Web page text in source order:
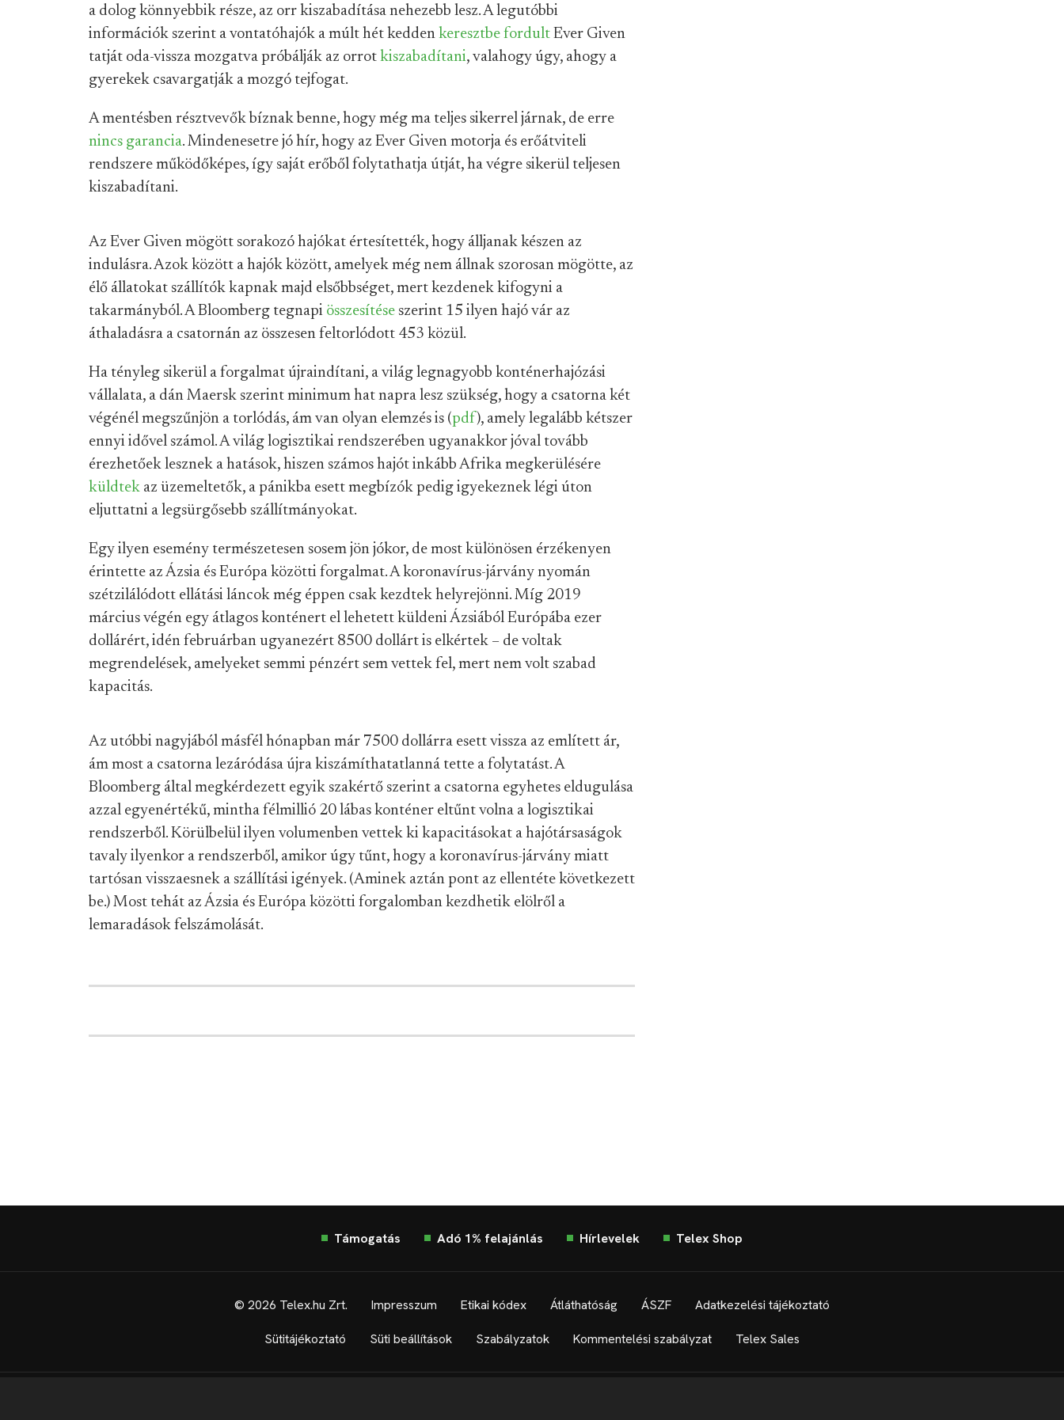
a dolog könnyebbik része, az orr kiszabadítása nehezebb lesz. A legutóbbi
információk szerint a vontatóhajók a múlt hét kedden keresztbe fordult Ever Given
tatját oda-vissza mozgatva próbálják az orrot kiszabadítani, valahogy úgy, ahogy a
gyerekek csavargatják a mozgó tejfogat.
A mentésben résztvevők bíznak benne, hogy még ma teljes sikerrel járnak, de erre
nincs garancia. Mindenesetre jó hír, hogy az Ever Given motorja és erőátviteli
rendszere működőképes, így saját erőből folytathatja útját, ha végre sikerül teljesen
kiszabadítani.
Az Ever Given mögött sorakozó hajókat értesítették, hogy álljanak készen az
indulásra. Azok között a hajók között, amelyek még nem állnak szorosan mögötte, az
élő állatokat szállítók kapnak majd elsőbbséget, mert kezdenek kifogyni a
takarmányból. A Bloomberg tegnapi összesítése szerint 15 ilyen hajó vár az
áthaladásra a csatornán az összesen feltorlódott 453 közül.
Ha tényleg sikerül a forgalmat újraindítani, a világ legnagyobb konténerhajózási
vállalata, a dán Maersk szerint minimum hat napra lesz szükség, hogy a csatorna két
végénél megszűnjön a torlódás, ám van olyan elemzés is (pdf), amely legalább kétszer
ennyi idővel számol. A világ logisztikai rendszerében ugyanakkor jóval tovább
érezhetőek lesznek a hatások, hiszen számos hajót inkább Afrika megkerülésére
küldtek az üzemeltetők, a pánikba esett megbízók pedig igyekeznek légi úton
eljuttatni a legsürgősebb szállítmányokat.
Egy ilyen esemény természetesen sosem jön jókor, de most különösen érzékenyen
érintette az Ázsia és Európa közötti forgalmat. A koronavírus-járvány nyomán
szétzilálódott ellátási láncok még éppen csak kezdtek helyrejönni. Míg 2019
március végén egy átlagos konténert el lehetett küldeni Ázsiából Európába ezer
dollárért, idén februárban ugyanezért 8500 dollárt is elkértek – de voltak
megrendelések, amelyeket semmi pénzért sem vettek fel, mert nem volt szabad
kapacitás.
Az utóbbi nagyjából másfél hónapban már 7500 dollárra esett vissza az említett ár,
ám most a csatorna lezáródása újra kiszámíthatatlanná tette a folytatást. A
Bloomberg által megkérdezett egyik szakértő szerint a csatorna egyhetes eldugulása
azzal egyenértékű, mintha félmillió 20 lábas konténer eltűnt volna a logisztikai
rendszerből. Körülbelül ilyen volumenben vettek ki kapacitásokat a hajótársaságok
tavaly ilyenkor a rendszerből, amikor úgy tűnt, hogy a koronavírus-járvány miatt
tartósan visszaesnek a szállítási igények. (Aminek aztán pont az ellentéte következett
be.) Most tehát az Ázsia és Európa közötti forgalomban kezdhetik elölről a
lemaradások felszámolását.
Támogatás Adó 1% felajánlás Hírlevelek Telex Shop
© 2026 Telex.hu Zrt. Impresszum Etikai kódex Átláthatóság ÁSZF Adatkezelési tájékoztató
Sütitájékoztató Süti beállítások Szabályzatok Kommentelési szabályzat Telex Sales